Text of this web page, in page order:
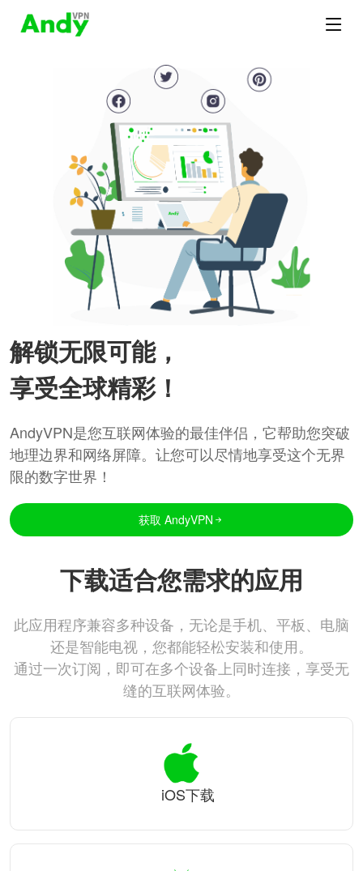
解锁无限可能，
享受全球精彩！
AndyVPN是您互联网体验的最佳伴侣，它帮助您突破
地理边界和网络屏障。让您可以尽情地享受这个无界
限的数字世界！
获取 AndyVPN
下载适合您需求的应用
此应用程序兼容多种设备，无论是手机、平板、电脑
还是智能电视，您都能轻松安装和使用。
通过一次订阅，即可在多个设备上同时连接，享受无
缝的互联网体验。
iOS下载